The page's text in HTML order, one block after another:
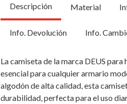
Descripción Material
Info. Devolución Info.
La camiseta de la marca DEUS para
esencial para cualquier armario
algodón de alta calidad, esta
durabilidad, perfecta para el uso